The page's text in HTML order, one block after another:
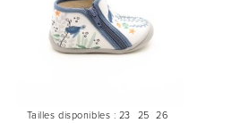
Tailles disponibles : 23 25 26